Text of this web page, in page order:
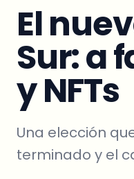
El
Sur: a
y NFTs
Una elección
terminado y el